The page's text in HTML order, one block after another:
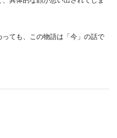
ても、この物語は「今」の話で